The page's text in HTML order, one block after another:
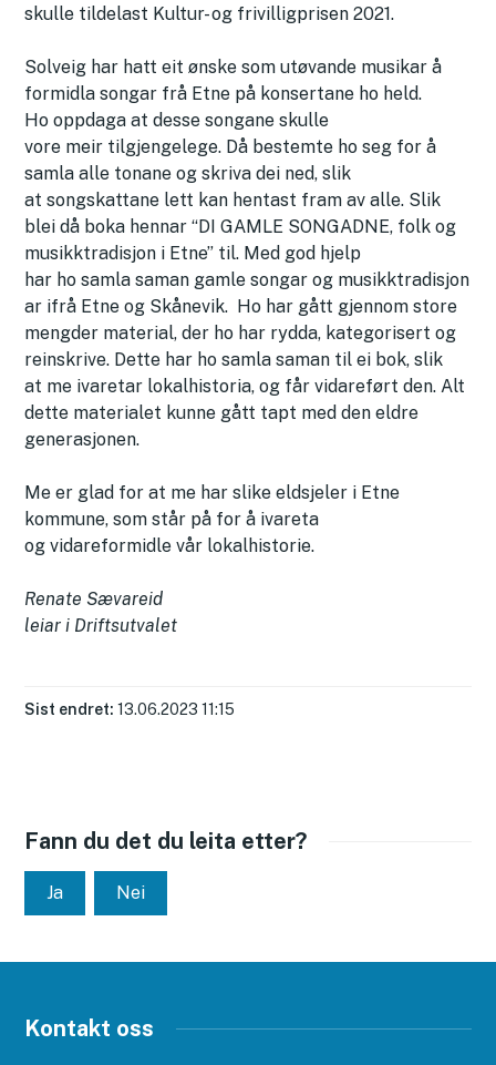
skulle tildelast Kultur- og frivilligprisen 2021.
Solveig har hatt eit ønske som utøvande musikar å
formidla songar frå Etne på konsertane ho held.
Ho oppdaga at desse songane skulle
vore meir tilgjengelege. Då bestemte ho seg for å
samla alle tonane og skriva dei ned, slik
at songskattane lett kan hentast fram av alle. Slik
blei då boka hennar “DI GAMLE SONGADNE, folk og
musikktradisjon i Etne” til. Med god hjelp
har ho samla saman gamle songar og musikktradisjon
ar ifrå Etne og Skånevik. Ho har gått gjennom store
mengder material, der ho har rydda, kategorisert og
reinskrive. Dette har ho samla saman til ei bok, slik
at me ivaretar lokalhistoria, og får vidareført den. Alt
dette materialet kunne gått tapt med den eldre
generasjonen.
Me er glad for at me har slike eldsjeler i Etne
kommune, som står på for å ivareta
og vidareformidle vår lokalhistorie.
Renate Sævareid
leiar i Driftsutvalet
Sist endret 13.06.2023 11:15
Fann du det du leita etter?
Ja Nei
Kontakt oss